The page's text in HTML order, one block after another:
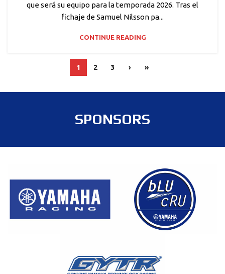
que será su equipo para la temporada 2026. Tras el
fichaje de Samuel Nilsson pa...
CONTINUE READING
1 2 3 › »
SPONSORS